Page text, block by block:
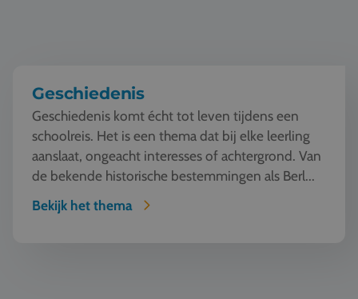
Geschiedenis
Geschiedenis komt écht tot leven tijdens een
schoolreis. Het is een thema dat bij elke leerling
aanslaat, ongeacht interesses of achtergrond. Van
de bekende historische bestemmingen als Berl...
Bekijk het thema